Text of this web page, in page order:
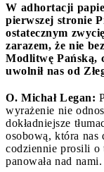
W adhortacji
pierwszej stronie
ostatecznym
zarazem, że nie
Modlitwę Pańską,
uwolnił nas od
O. Michał Legan:
wyrażenie nie
dokładniejsze
osobową, która nas
codziennie prosili
panowała nad nami.